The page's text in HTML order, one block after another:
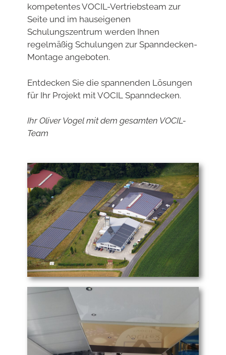
kompetentes VOCIL-Vertriebsteam zur
Seite und im hauseigenen
Schulungszentrum werden Ihnen
regelmäßig Schulungen zur Spanndecken-
Montage angeboten.
Entdecken Sie die spannenden Lösungen
für Ihr Projekt mit VOCIL Spanndecken.
Ihr Oliver Vogel mit dem gesamten VOCIL-
Team